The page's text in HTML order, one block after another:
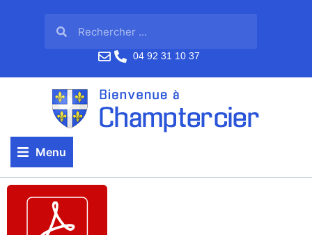
04 92 31 10 37
Menu